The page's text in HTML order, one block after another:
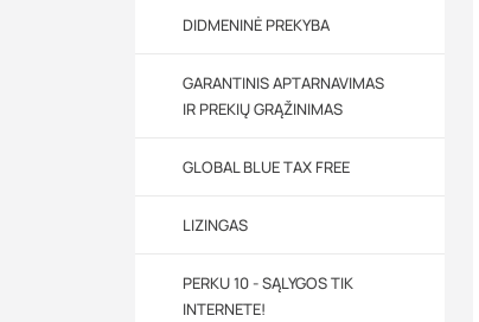
DIDMENINĖ PREKYBA
GARANTINIS APTARNAVIMAS
IR PREKIŲ GRĄŽINIMAS
GLOBAL BLUE TAX FREE
LIZINGAS
PERKU 10 - SĄLYGOS TIK
INTERNETE!